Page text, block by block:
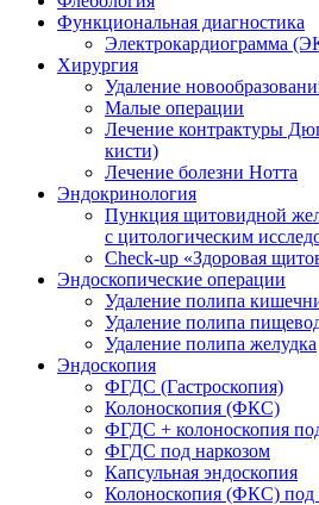
Функциональная диагностика
Электрокардиограмма
Хирургия
Удаление
Малые операции
Лечение контрактуры
кисти)
Лечение болезни Нотта
Эндокринология
Пункция щитовидной
с цитологическим
Check-up «Здоровая
Эндоскопические операции
Удаление полипа
Удаление полипа
Удаление полипа желудка
Эндоскопия
ФГДС (Гастроскопия)
Колоноскопия (ФКС)
ФГДС + колоноскопия
ФГДС под наркозом
Капсульная эндоскопия
Колоноскопия (ФКС) под